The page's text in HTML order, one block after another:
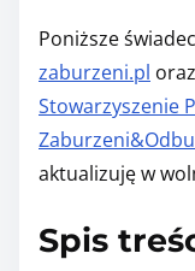
o
s
t
o
n
Poniższe
zaburzeni.pl
Stowarzyszenie
aktualizuję w
Spis